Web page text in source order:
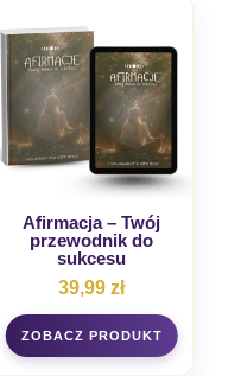
Afirmacja – Twój
przewodnik do
sukcesu
39,99zł